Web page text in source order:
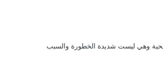
وهي ليست شديدة الخطورة والسبب